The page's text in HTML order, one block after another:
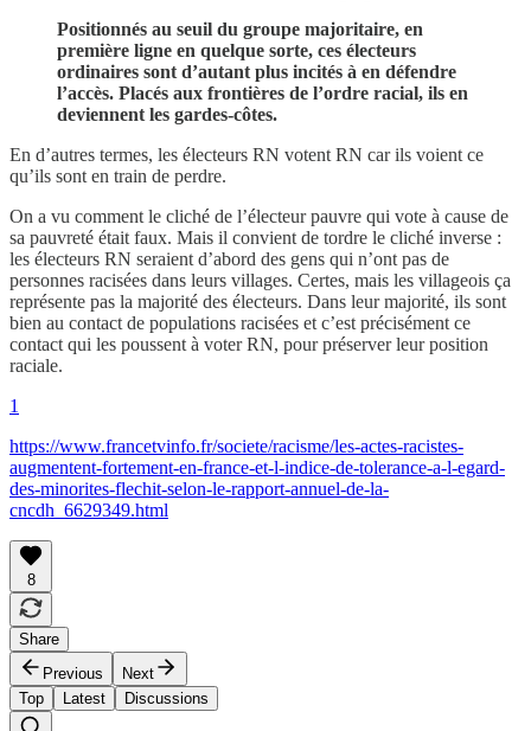
Positionnés au seuil du groupe majoritaire, en
première ligne en quelque sorte, ces électeurs
ordinaires sont d’autant plus incités à en défendre
l’accès. Placés aux frontières de l’ordre racial, ils en
deviennent les gardes-côtes.
En d’autres termes, les électeurs RN votent RN car ils voient ce
qu’ils sont en train de perdre.
On a vu comment le cliché de l’électeur pauvre qui vote à cause de
sa pauvreté était faux. Mais il convient de tordre le cliché inverse :
les électeurs RN seraient d’abord des gens qui n’ont pas de
personnes racisées dans leurs villages. Certes, mais les villageois ça
représente pas la majorité des électeurs. Dans leur majorité, ils sont
bien au contact de populations racisées et c’est précisément ce
contact qui les poussent à voter RN, pour préserver leur position
raciale.
1
https://www.francetvinfo.fr/societe/racisme/les-actes-racistes-
augmentent-fortement-en-france-et-l-indice-de-tolerance-a-l-egard-
des-minorites-flechit-selon-le-rapport-annuel-de-la-
cncdh_6629349.html
8
Share
Previous
Next
Top
Latest Discussions